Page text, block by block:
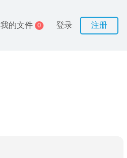
我的文件 0 登录 注册